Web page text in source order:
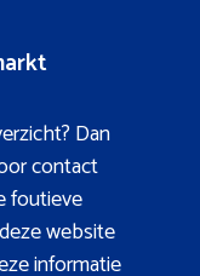
Dan
contact
foutieve
website
informatie